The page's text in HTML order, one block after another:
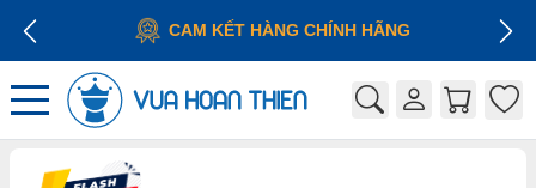
CAM KẾT HÀNG CHÍNH HÃNG